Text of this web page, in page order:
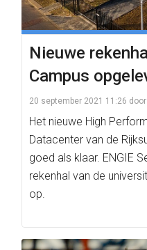
Nieuwe
Campus
20 september 2021 11:26 door
Het nieuwe High
Datacenter van de
goed als klaar. ENGIE
rekenhal van de
op.